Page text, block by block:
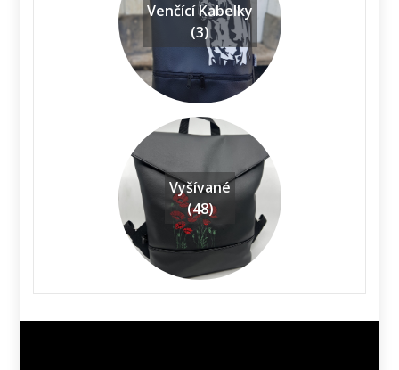
Venčící Kabelky
(3)
Vyšívané
(48)